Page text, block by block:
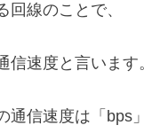
回線のことで、
信速度と言います
通信速度は「bps